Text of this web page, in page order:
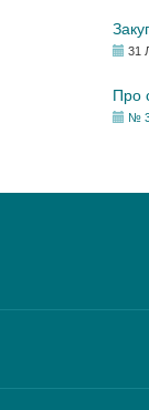
31
Про
№